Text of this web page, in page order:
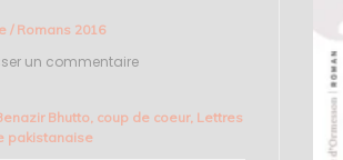
/ Romans 2016
un commentaireon
reine
Bhutto, coup de coeur, Lettres
pakistanaise